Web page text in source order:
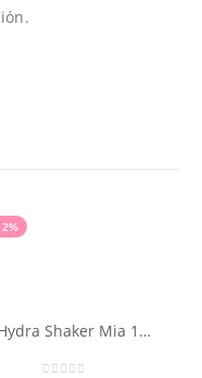
Hydra Shaker Mia 11ml